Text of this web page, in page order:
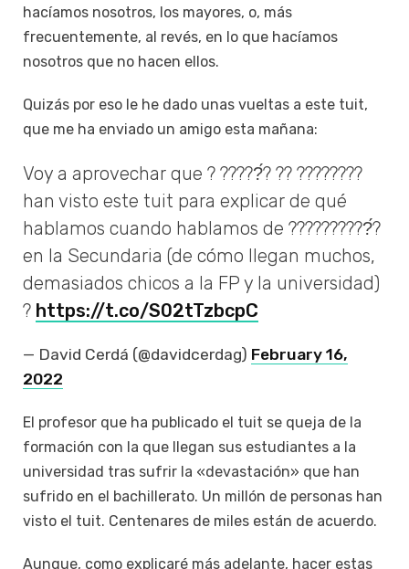
hacíamos nosotros, los mayores, o, más
frecuentemente, al revés, en lo que hacíamos
nosotros que no hacen ellos.
Quizás por eso le he dado unas vueltas a este tuit,
que me ha enviado un amigo esta mañana:
Voy a aprovechar que ? ?????́? ?? ????????
han visto este tuit para explicar de qué
hablamos cuando hablamos de ??????????́?
en la Secundaria (de cómo llegan muchos,
demasiados chicos a la FP y la universidad)
? https://t.co/S02tTzbcpC
— David Cerdá (@davidcerdag) February 16,
2022
El profesor que ha publicado el tuit se queja de la
formación con la que llegan sus estudiantes a la
universidad tras sufrir la «devastación» que han
sufrido en el bachillerato. Un millón de personas han
visto el tuit. Centenares de miles están de acuerdo.
Aunque, como explicaré más adelante, hacer estas